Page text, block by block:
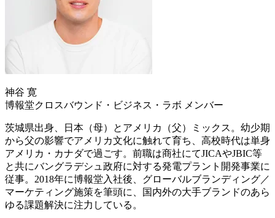
神谷 寛
博報堂クロスバウンド・ビジネス・ラボ メンバー
茨城県出身、日本（母）とアメリカ（父）ミックス。幼少期
から父の影響でアメリカ文化に触れて育ち、高校時代は単身
アメリカ・カナダで過ごす。前職は商社にてJICAやJBIC等
と共にバングラデシュ政府に対する発電プラント開発事業に
従事。2018年に博報堂入社後、グローバルブランディング／
マーケティング施策を筆頭に、国内外の大手ブランドのあら
ゆる課題解決に注力している。